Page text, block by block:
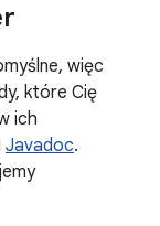
więc
które Cię
ich
Javadoc.